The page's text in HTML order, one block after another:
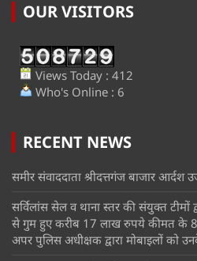
OUR VISITORS
Views Today : 412
Who's Online : 6
RECENT NEWS
समीर संवाददाता श्रीदत्तगंज बाजार आर्दश
सर्विलांस सेल व थाना स्तर की संयुक्त टीमों
से गुम हुए करीब 17 लाख रुपये कीमत के
अपर पुलिस अधीक्षक द्वारा मोबाइलों को